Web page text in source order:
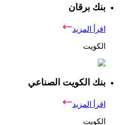
بنك برقان
اقرأ المزيد
الكويت
بنك الكويت الصناعي
اقرأ المزيد
الكويت